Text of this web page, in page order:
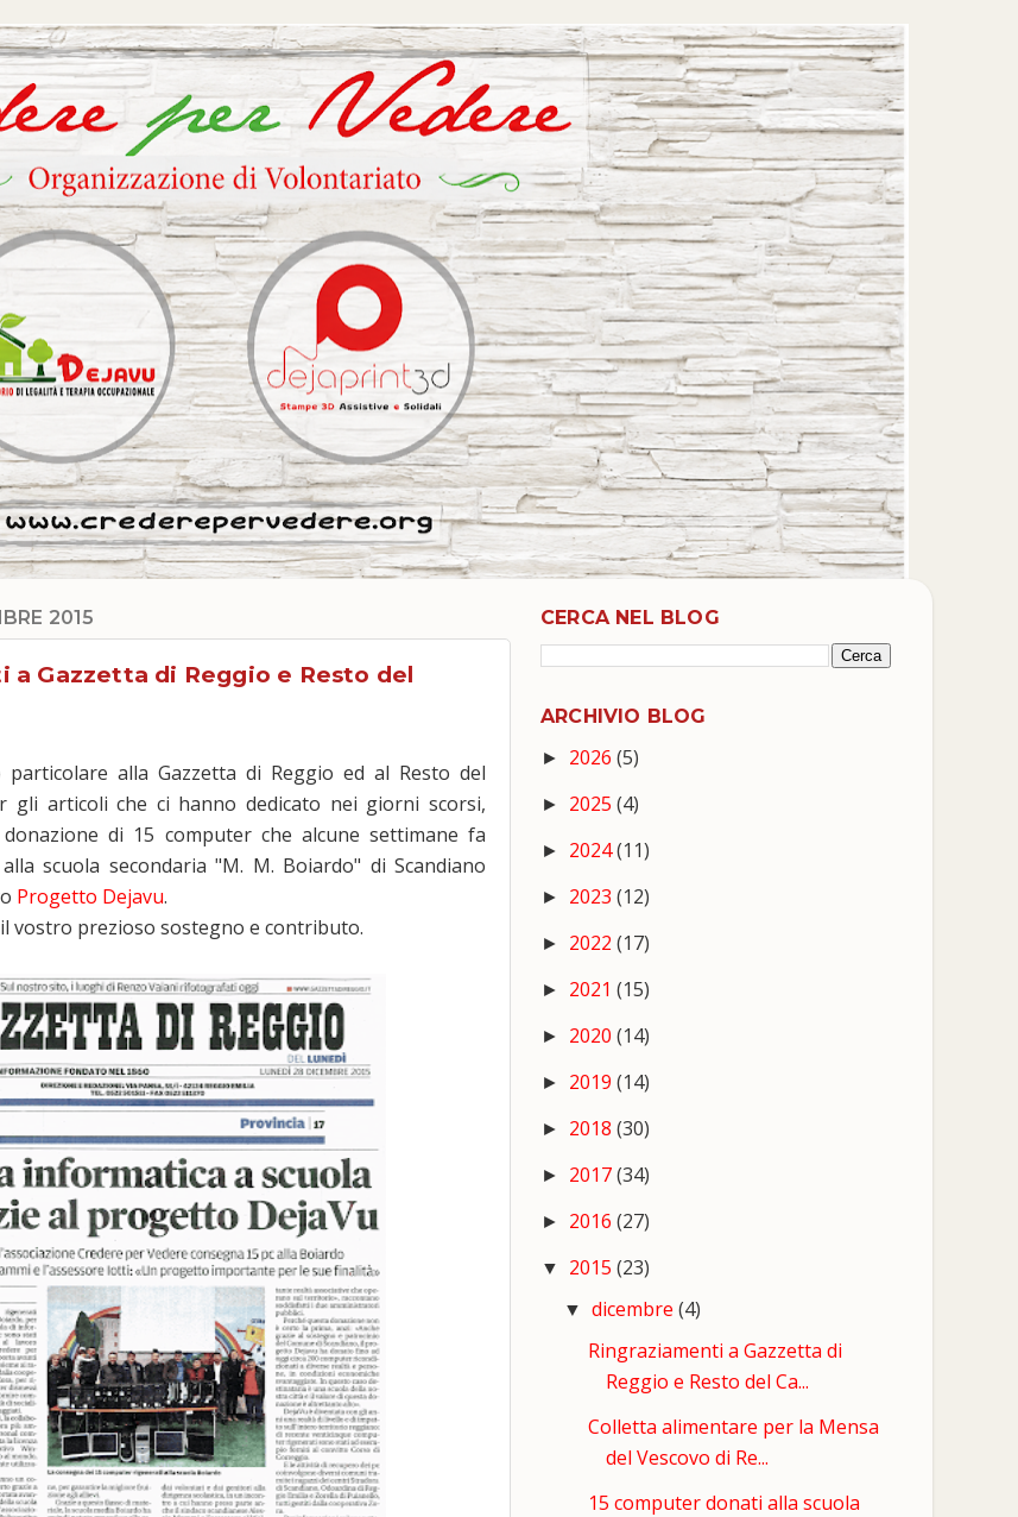
2015
a Gazzetta di Reggio e Resto del
particolare alla Gazzetta di Reggio ed al Resto del
gli articoli che ci hanno dedicato nei giorni scorsi,
di 15 computer che alcune settimane fa
scuola secondaria "M. M. Boiardo" di Scandiano
Progetto Dejavu.
vostro prezioso sostegno e contributo.
CERCA NEL BLOG
ARCHIVIO BLOG
► 2026 (5)
► 2025 (4)
► 2024(11)
► 2023 (12)
► 2022 (17)
► 2021 (15)
► 2020 (14)
► 2019 (14)
► 2018 (30)
► 2017(34)
► 2016 (27)
▼ 2015 (23)
▼dicembre(4)
Ringraziamenti a Gazzetta di
Reggio e Resto del Ca...
Colletta alimentare per la Mensa
del Vescovo di Re...
15 computer donati alla scuola